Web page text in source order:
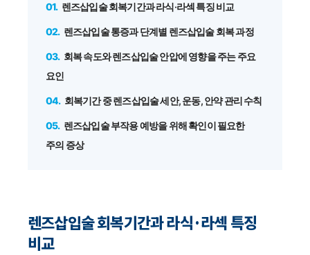
렌즈삽입술 회복기간과 라식·라섹 특징 비교
렌즈삽입술 통증과 단계별 렌즈삽입술 회복 과정
회복 속도와 렌즈삽입술 안압에 영향을 주는 주요
요인
회복기간 중 렌즈삽입술 세안, 운동, 안약 관리 수칙
렌즈삽입술 부작용 예방을 위해 확인이 필요한
주의 증상
렌즈삽입술 회복기간과 라식·라섹 특징
비교